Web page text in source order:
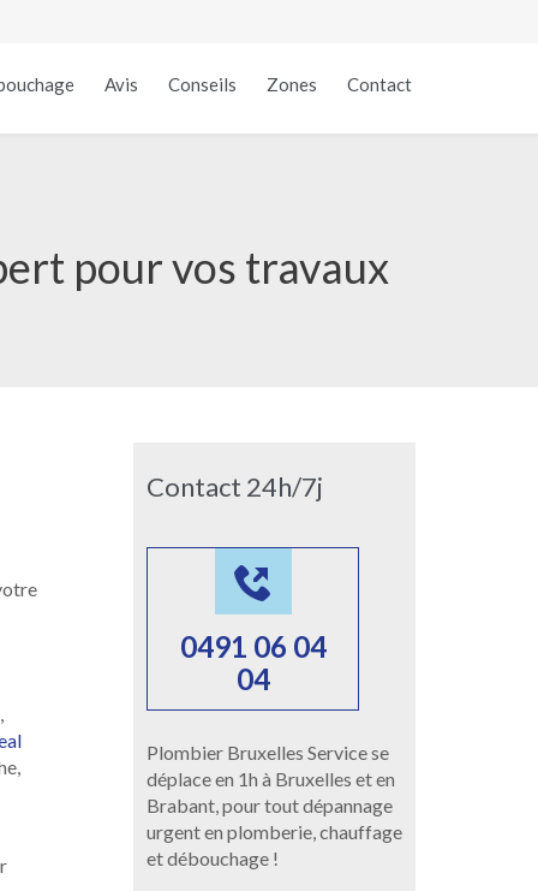
content
Avis Conseils Zones Contact
pour vos travaux
Contact 24h/7j

0491 06 04
04
Plombier Bruxelles Service se
déplace en 1h à Bruxelles et en
Brabant, pour tout dépannage
urgent en plomberie, chauffage
et débouchage !